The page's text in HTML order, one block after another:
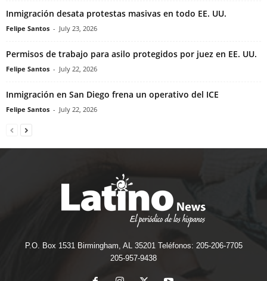
Inmigración desata protestas masivas en todo EE. UU.
Felipe Santos - July 23, 2026
Permisos de trabajo para asilo protegidos por juez en EE. UU.
Felipe Santos - July 22, 2026
Inmigración en San Diego frena un operativo del ICE
Felipe Santos - July 22, 2026
P.O. Box 1531 Birmingham, AL 35201 Teléfonos: 205-206-7705
205-957-9438